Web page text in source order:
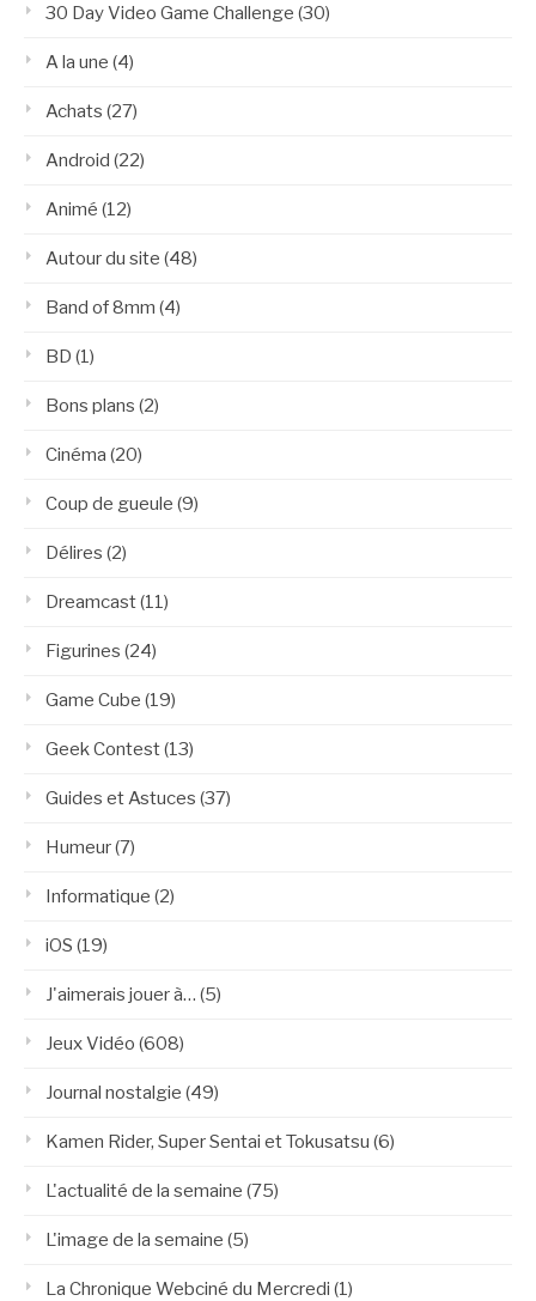
30 Day Video Game Challenge (30)
A la une (4)
Achats (27)
Android (22)
Animé (12)
Autour du site (48)
Band of 8mm (4)
BD (1)
Bons plans (2)
Cinéma (20)
Coup de gueule (9)
Délires (2)
Dreamcast(11)
Figurines (24)
Game Cube (19)
Geek Contest(13)
Guides et Astuces (37)
Humeur(7)
Informatique (2)
iOS (19)
J'aimerais jouer à… (5)
Jeux Vidéo (608)
Journal nostalgie (49)
Kamen Rider, Super Sentai et Tokusatsu (6)
L'actualité de la semaine (75)
L'image de la semaine (5)
La Chronique Webciné du Mercredi (1)